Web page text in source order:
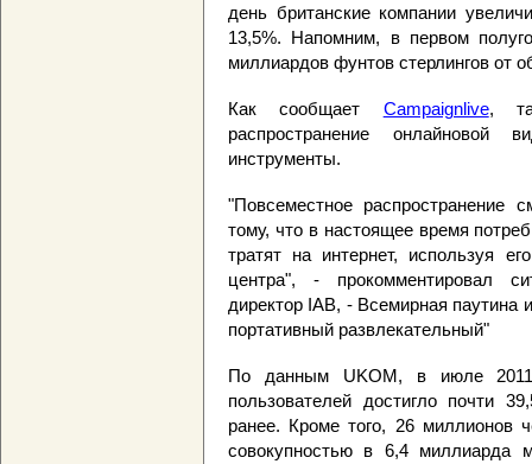
день британские компании
13,5%. Напомним, в первом
миллиардов фунтов стерлингов от
Как сообщает Campaignlive,
распространение онлайновой
инструменты.
"Повсеместное распространение
тому, что в настоящее время
тратят на интернет, используя
центра", - прокомментировал
директор IAB, - Всемирная паутина
портативный развлекательный"
По данным UKOM, в июле 2011
пользователей достигло почти
ранее. Кроме того, 26 миллионов
совокупностью в 6,4 миллиарда